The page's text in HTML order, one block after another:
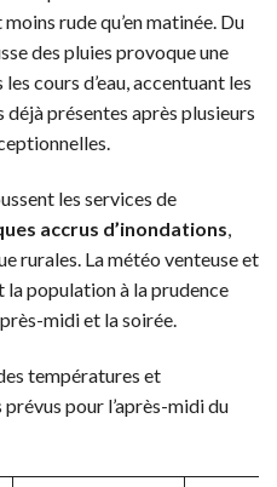
rude qu’en matinée. Du
des pluies provoque une
cours d’eau, accentuant les
présentes après plusieurs
les services de
accrus d’inondations,
rurales. La météo venteuse et
population à la prudence
midi et la soirée.
températures et
pour l’après-midi du